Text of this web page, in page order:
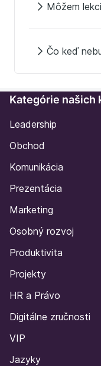
Môžem
Čo keď
Kategórie našich
Leadership
Obchod
Komunikácia
Prezentácia
Marketing
Osobný rozvoj
Produktivita
Projekty
HR a Právo
Digitálne zručnosti
VIP
Jazyky